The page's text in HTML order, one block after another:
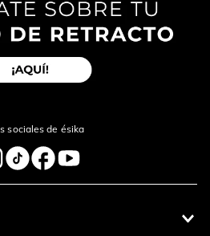
sociales de ésika